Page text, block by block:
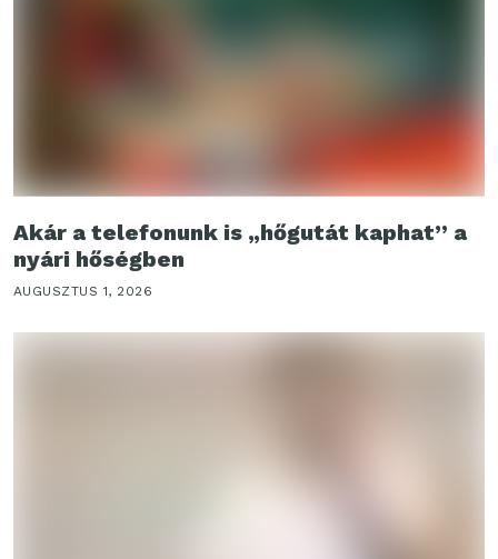
Akár a telefonunk is „hőgutát kaphat” a
nyári hőségben
AUGUSZTUS 1, 2026